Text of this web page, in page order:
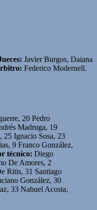
Javier Burgos, Daiana
Federico Modernell.
20 Pedro
Madruga, 19
25 Ignacio Sosa, 23
9 Franco González,
técnico: Diego
De Amores, 2
Ritis, 31 Santiago
González, 30
33 Nahuel Acosta,